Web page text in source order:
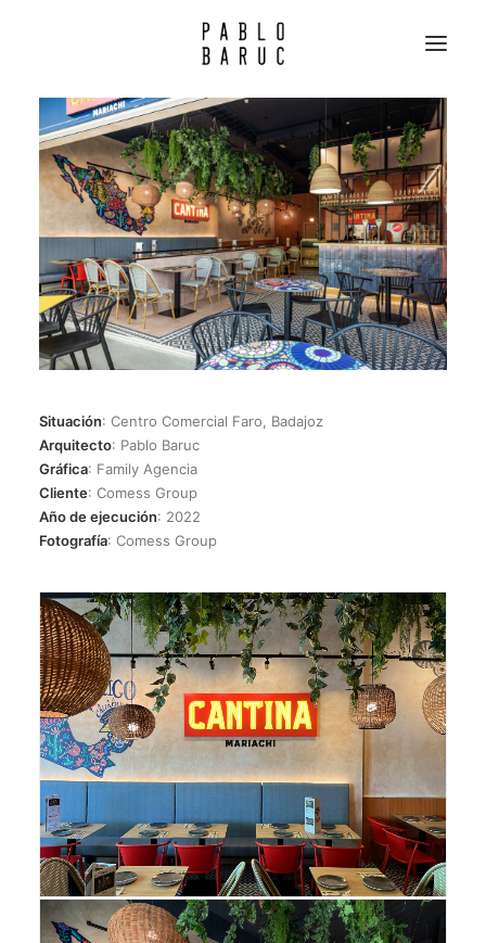
PROYECTOS
PERFIL
CLIENTES
CONTACTO
Situación: Centro Comercial Faro, Badajoz
Arquitecto: Pablo Baruc
Gráfica: Family Agencia
Cliente: Comess Group
Año de ejecución: 2022
Fotografía: Comess Group